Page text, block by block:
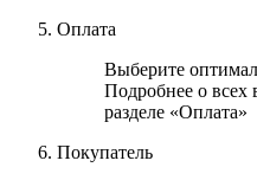
Оплата
Выберите
Подробнее о всех
разделе «Оплата»
Покупатель